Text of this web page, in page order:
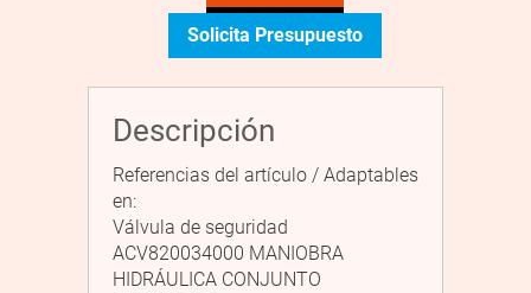
Solicita Presupuesto
Descripción
Referencias del artículo / Adaptables
en:
Válvula de seguridad
ACV820034000 MANIOBRA
HIDRÁULICA CONJUNTO